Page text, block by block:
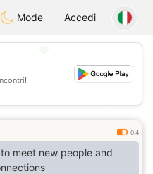
Chat
Mode Accedi
💕
0.4
meet new people and